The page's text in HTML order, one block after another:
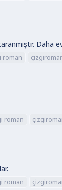
Daha
roman
roman
roman